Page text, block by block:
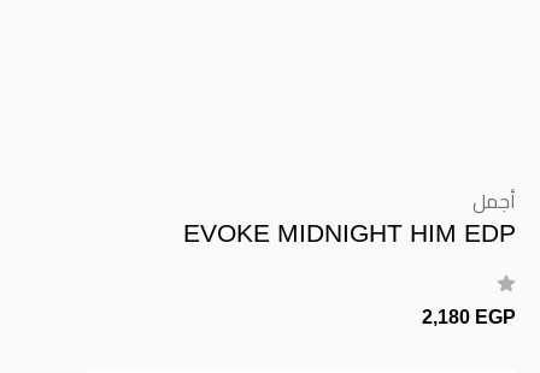
أجمل
EVOKE MIDNIGHT HIM EDP
2,180 EGP